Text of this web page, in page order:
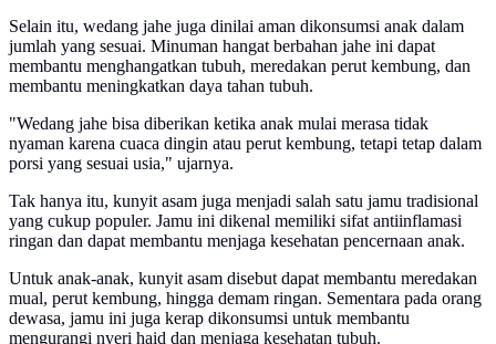
Selain itu, wedang jahe juga dinilai aman dikonsumsi anak dalam
jumlah yang sesuai. Minuman hangat berbahan jahe ini dapat
membantu menghangatkan tubuh, meredakan perut kembung, dan
membantu meningkatkan daya tahan tubuh.
"Wedang jahe bisa diberikan ketika anak mulai merasa tidak
nyaman karena cuaca dingin atau perut kembung, tetapi tetap dalam
porsi yang sesuai usia," ujarnya.
Tak hanya itu, kunyit asam juga menjadi salah satu jamu tradisional
yang cukup populer. Jamu ini dikenal memiliki sifat antiinflamasi
ringan dan dapat membantu menjaga kesehatan pencernaan anak.
Untuk anak-anak, kunyit asam disebut dapat membantu meredakan
mual, perut kembung, hingga demam ringan. Sementara pada orang
dewasa, jamu ini juga kerap dikonsumsi untuk membantu
mengurangi nyeri haid dan menjaga kesehatan tubuh.